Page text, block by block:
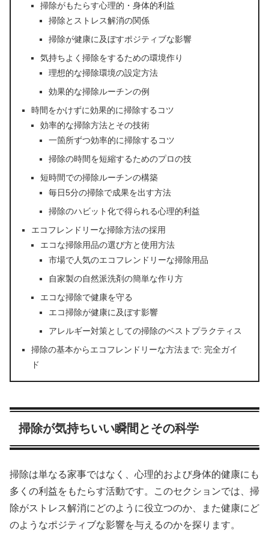
掃除がもたらす心理的・身体的利益
掃除とストレス解消の関係
掃除が健康に及ぼすポジティブな影響
気持ちよく掃除をするための環境作り
理想的な掃除環境の設定方法
効果的な掃除ルーチンの例
時間をかけずに効果的に掃除するコツ
効率的な掃除方法とその技術
一箇所ずつ効率的に掃除するコツ
掃除の時間を短縮するためのプロの技
短時間での掃除ルーチンの構築
毎日5分の掃除で成果を出す方法
掃除のハビット化で得られる心理的利益
エコフレンドリーな掃除方法の採用
エコな掃除用品の選び方と使用方法
市場で人気のエコフレンドリーな掃除用品
自家製の自然派洗剤の簡単な作り方
エコな掃除で健康を守る
エコ掃除が健康に及ぼす影響
アレルギー対策としての掃除のベストプラクティス
掃除の基本からエコフレンドリーな方法まで: 完全ガイ
ド
掃除が気持ちいい瞬間とその科学
掃除は単なる家事ではなく、心理的および身体的健康にも
多くの利益をもたらす活動です。このセクションでは、掃
除がストレス解消にどのように役立つのか、また健康にど
のようなポジティブな影響を与えるのかを探ります。